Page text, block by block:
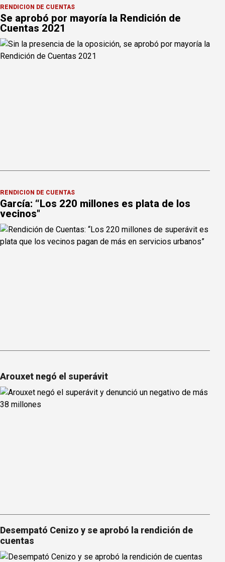
RENDICIÓN DE CUENTAS
Se aprobó por mayoría la Rendición de
Cuentas 2021
RENDICIÓN DE CUENTAS
García: “Los 220 millones es plata de los
vecinos"
Arouxet negó el superávit
Desempató Cenizo y se aprobó la rendición de
cuentas